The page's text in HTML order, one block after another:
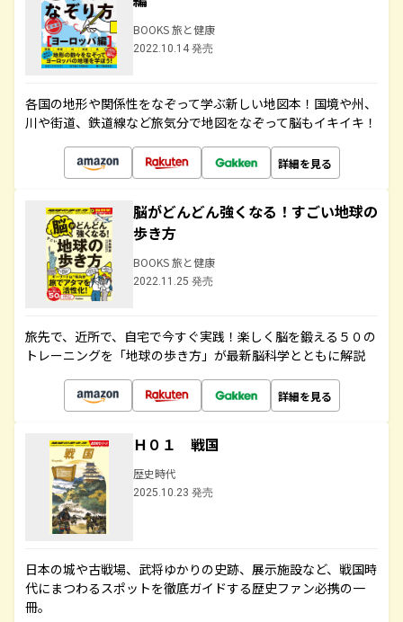
BOOKS 旅と健康
2022.10.14 発売
各国の地形や関係性をなぞって学ぶ新しい地図本！国境や州、
川や街道、鉄道線など旅気分で地図をなぞって脳もイキイキ！
詳細を見る
脳がどんどん強くなる！すごい地球の
歩き方
BOOKS 旅と健康
2022.11.25 発売
旅先で、近所で、自宅で今すぐ実践！楽しく脳を鍛える５０の
トレーニングを「地球の歩き方」が最新脳科学とともに解説
詳細を見る
Ｈ０１ 戦国
歴史時代
2025.10.23 発売
日本の城や古戦場、武将ゆかりの史跡、展示施設など、戦国時
代にまつわるスポットを徹底ガイドする歴史ファン必携の一
冊。